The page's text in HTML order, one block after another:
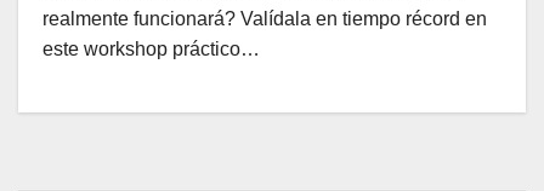
realmente funcionará? Valídala en tiempo récord en
este workshop práctico…